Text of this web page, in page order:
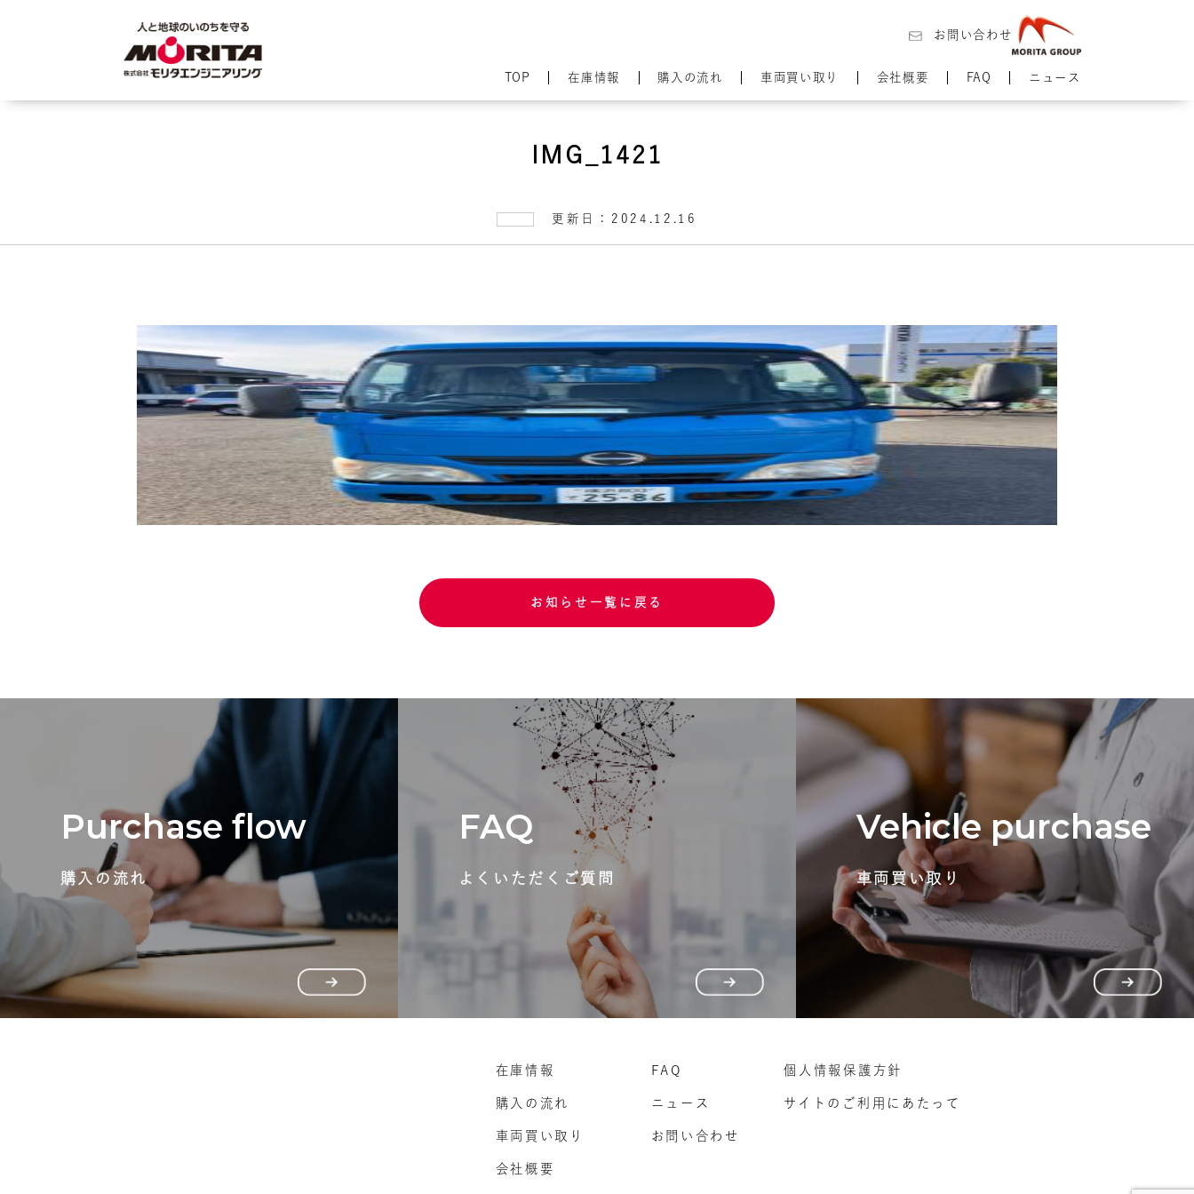
お問い合わせ
TOP 在庫情報 購入の流れ 車両買い取り 会社概要 FAQ ニュース
IMG_1421
更新日：2024.12.16
お知らせ一覧に戻る
Purchase flow
購入の流れ
FAQ
よくいただくご質問
Vehicle purchase
車両買い取り
在庫情報
購入の流れ
車両買い取り
会社概要
FAQ
ニュース
お問い合わせ
個人情報保護方針
サイトのご利用にあたって